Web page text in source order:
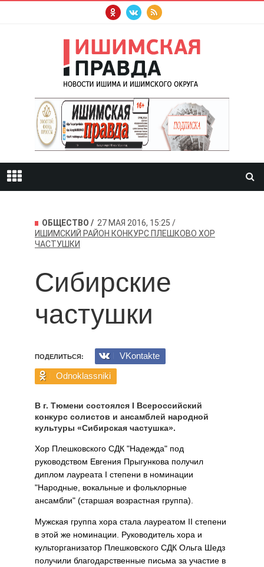
ОБЩЕСТВО
27 МАЯ 2016, 15:25
ИШИМСКИЙ РАЙОН КОНКУРС ПЛЕШКОВО ХОР
ЧАСТУШКИ
Сибирские
частушки
ПОДЕЛИТЬСЯ:
VKontakte
Odnoklassniki
В г. Тюмени состоялся I Всероссийский
конкурс со­листов и ансамблей народной
культуры «Сибирская частушка».
Хор Плешковского СДК "Надежда" под
руководством Евгения Пры­гункова получил
диплом лауреата I степени в номинации
"Народные, вокальные и фольклорные
ансамбли" (старшая возрастная группа).
Мужская группа хора стала лауреатом II степени
в этой же номинации. Руководитель хора и
культорганизатор Плешковского СДК Ольга Шедз
получили благодарственные письма за участие в